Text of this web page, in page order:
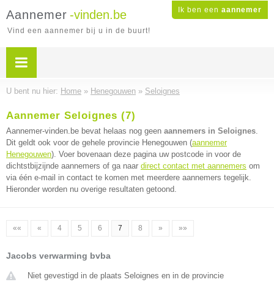
Ik ben een aannemer
Aannemer -vinden.be
Vind een aannemer bij u in de buurt!
U bent nu hier: Home » Henegouwen » Seloignes
Aannemer Seloignes (7)
Aannemer-vinden.be bevat helaas nog geen aannemers in Seloignes.
Dit geldt ook voor de gehele provincie Henegouwen (aannemer
Henegouwen). Voer bovenaan deze pagina uw postcode in voor de
dichtstbijzijnde aannemers of ga naar direct contact met aannemers om
via één e-mail in contact te komen met meerdere aannemers tegelijk.
Hieronder worden nu overige resultaten getoond.
«« « 4 5 6 7 8 » »»
Jacobs verwarming bvba
Niet gevestigd in de plaats Seloignes en in de provincie